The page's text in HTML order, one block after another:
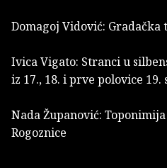
Domagoj Vidović: Gradačka
Ivica Vigato: Stranci u
iz 17., 18. i prve polovice 19.
Nada Županović:
Rogoznice